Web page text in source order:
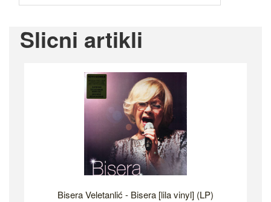
Slicni artikli
Bisera Veletanlić - Bisera [lila vinyl] (LP)